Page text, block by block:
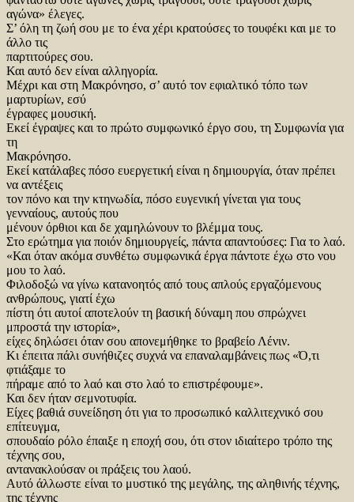
αγώνα» έλεγες.
Σ’ όλη τη ζωή σου με το ένα χέρι κρατούσες το τουφέκι και με το
άλλο τις
παρτιτούρες σου.
Και αυτό δεν είναι αλληγορία.
Μέχρι και στη Μακρόνησο, σ’ αυτό τον εφιαλτικό τόπο των
μαρτυρίων, εσύ
έγραφες μουσική.
Εκεί έγραψες και το πρώτο συμφωνικό έργο σου, τη Συμφωνία για
τη
Μακρόνησο.
Εκεί κατάλαβες πόσο ευεργετική είναι η δημιουργία, όταν πρέπει
να αντέξεις
τον πόνο και την κτηνωδία, πόσο ευγενική γίνεται για τους
γενναίους, αυτούς που
μένουν όρθιοι και δε χαμηλώνουν το βλέμμα τους.
Στο ερώτημα για ποιόν δημιουργείς, πάντα απαντούσες: Για το λαό.
«Και όταν ακόμα συνθέτω συμφωνικά έργα πάντοτε έχω στο νου
μου το λαό.
Φιλοδοξώ να γίνω κατανοητός από τους απλούς εργαζόμενους
ανθρώπους, γιατί έχω
πίστη ότι αυτοί αποτελούν τη βασική δύναμη που σπρώχνει
μπροστά την ιστορία»,
είχες δηλώσει όταν σου απονεμήθηκε το βραβείο Λένιν.
Κι έπειτα πάλι συνήθιζες συχνά να επαναλαμβάνεις πως «Ό,τι
φτιάξαμε το
πήραμε από το λαό και στο λαό το επιστρέφουμε».
Και δεν ήταν σεμνοτυφία.
Είχες βαθιά συνείδηση ότι για το προσωπικό καλλιτεχνικό σου
επίτευγμα,
σπουδαίο ρόλο έπαιξε η εποχή σου, ότι στον ιδιαίτερο τρόπο της
τέχνης σου,
αντανακλούσαν οι πράξεις του λαού.
Αυτό άλλωστε είναι το μυστικό της μεγάλης, της αληθινής τέχνης,
της τέχνης